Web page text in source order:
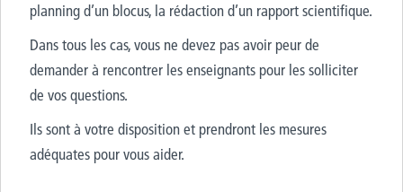
planning d’un blocus, la rédaction d’un rapport scientifique.
Dans tous les cas, vous ne devez pas avoir peur de
demander à rencontrer les enseignants pour les solliciter
de vos questions.
Ils sont à votre disposition et prendront les mesures
adéquates pour vous aider.